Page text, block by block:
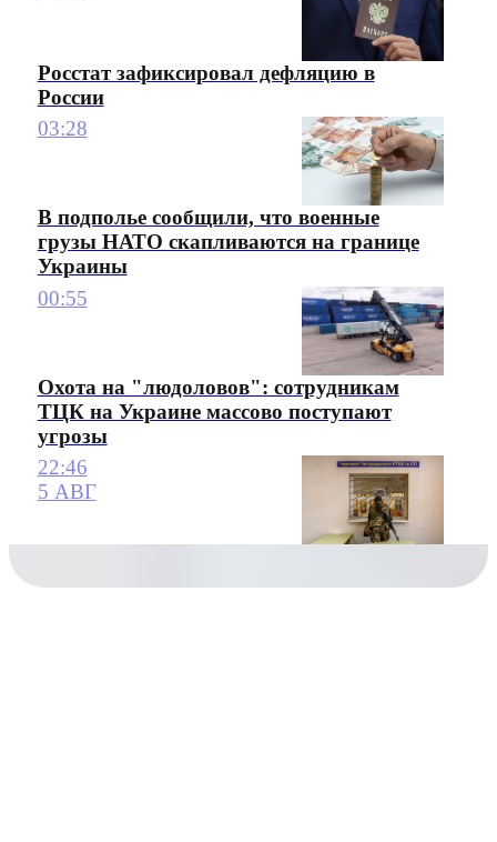
Росстат зафиксировал дефляцию в
России
03:28
В подполье сообщили, что военные
грузы НАТО скапливаются на границе
Украины
00:55
Охота на "людоловов": сотрудникам
ТЦК на Украине массово поступают
угрозы
22:46
5 АВГ